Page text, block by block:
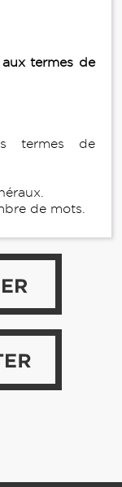
termes de
termes de
de mots.